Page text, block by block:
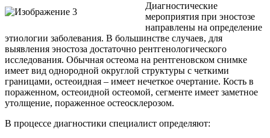
Диагностические
мероприятия при эностозе
направлены на определение
этиологии заболевания. В большинстве случаев, для
выявления эностоза достаточно рентгенологического
исследования. Обычная остеома на рентгеновском снимке
имеет вид однородной округлой структуры с четкими
границами, остеоидная – имеет нечеткое очертание. Кость в
пораженном, остеоидной остеомой, сегменте имеет заметное
утолщение, пораженное остеосклерозом.
В процессе диагностики специалист определяют: